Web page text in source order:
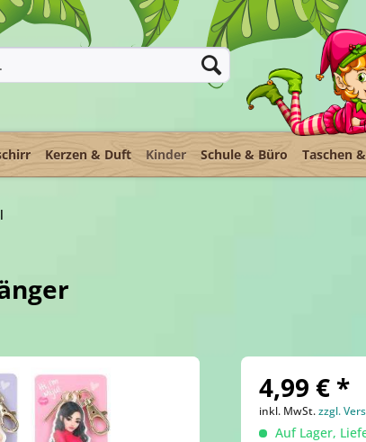
Kerzen & Duft Kinder Schule & Büro Taschen
4,99 € *
inkl. MwSt.zzgl.
Auf Lager,